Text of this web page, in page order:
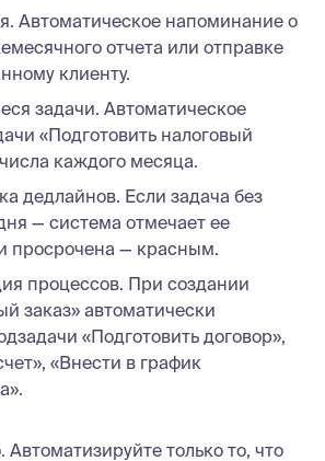
Автоматическое напоминание о
отчета или отправке
клиенту.
задачи. Автоматическое
«Подготовить налоговый
каждого месяца.
дедлайнов. Если задача без
— система отмечает ее
просрочена — красным.
процессов. При создании
заказ» автоматически
«Подготовить договор»,
«Внести в график
Автоматизируйте только то, что